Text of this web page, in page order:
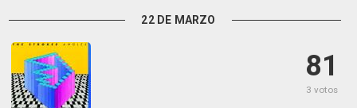
22 DE MARZO
81
3 votos